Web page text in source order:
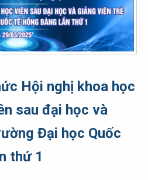
Hội nghị khoa học
sau đại học và
Đại học Quốc
thứ 1